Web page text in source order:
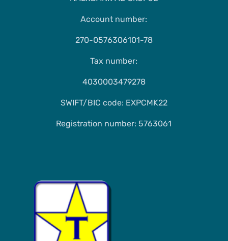
Account number:
270-0576306101-78
Tax number:
4030003479278
SWIFT/BIC code: EXPCMK22
Registration number: 5763061